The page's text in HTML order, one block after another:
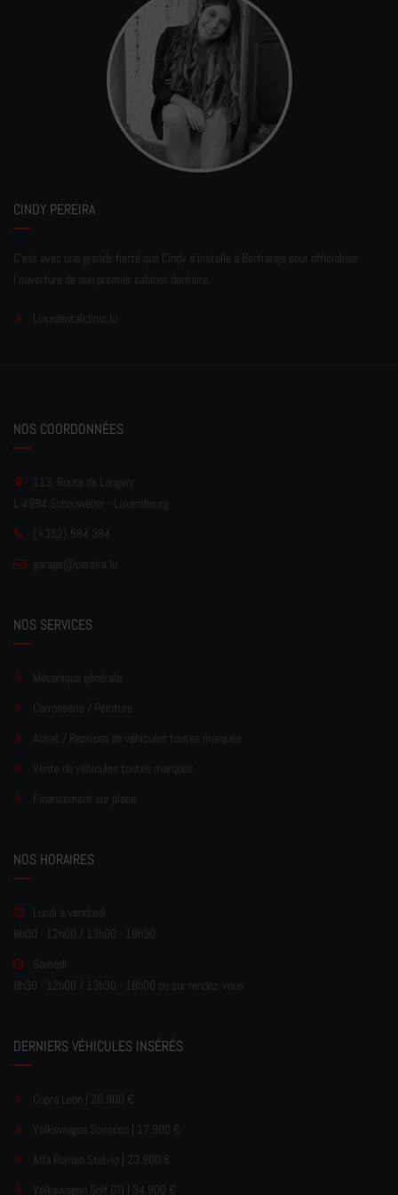
CINDY PEREIRA
C'est avec une grande fierté que Cindy s'installe à Bertrange pour officialiser
l'ouverture de son premier cabinet dentaire.
Luxedentalclinic.lu
NOS COORDONNÉES
113, Route de Longwy
L-4994 Schouweiler - Luxembourg
(+352) 584 384
garage@pereira.lu
NOS SERVICES
Mécanique générale
Carrosserie / Peinture
Achat / Reprises de véhicules toutes marques
Vente de véhicules toutes marques
Financement sur place
NOS HORAIRES
Lundi à vendredi
8h00 - 12h00 / 13h00 - 18h30
Samedi
9h30 - 12h00 / 13h30 - 18h00 ou sur rendez-vous
DERNIERS VÉHICULES INSÉRÉS
Cupra Leon | 26.900 €
Volkswagen Scirocco | 17.900 €
Alfa Romeo Stelvio | 23.900 €
Volkswagen Golf GTI | 34.900 €